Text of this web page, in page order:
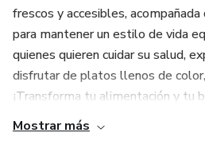
frescos y accesibles,
para mantener un estilo de vida
quienes quieren cuidar su salud,
disfrutar de platos llenos de
¡Transforma tu alimentación y tu
Mostrar más